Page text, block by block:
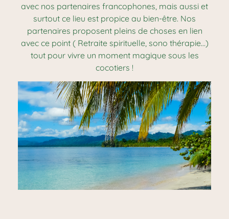
avec nos partenaires francophones, mais aussi et
surtout ce lieu est propice au bien-être. Nos
partenaires proposent pleins de choses en lien
avec ce point ( Retraite spirituelle, sono thérapie…)
tout pour vivre un moment magique sous les
cocotiers !